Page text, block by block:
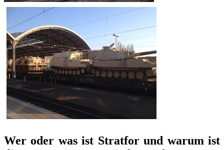
Wer oder was ist Stratfor und warum ist